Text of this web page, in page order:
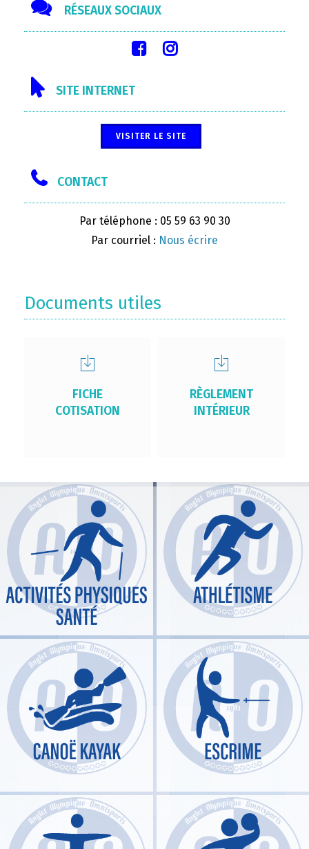
RÉSEAUX SOCIAUX
SITE INTERNET
VISITER LE SITE
CONTACT
Par téléphone : 05 59 63 90 30
Par courriel : Nous écrire
Documents utiles
FICHE
COTISATION
RÈGLEMENT
INTÉRIEUR